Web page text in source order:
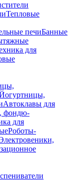
Тепловые
печиБанные
для
Автоклавы для
фондю-
для
Роботы-